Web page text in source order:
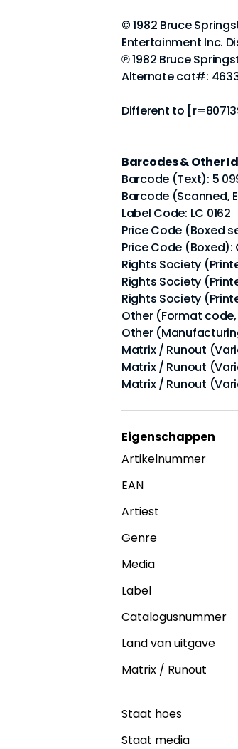
© 1982 Bruce
Entertainment Inc.
℗ 1982 Bruce
Alternate cat#:
Different to
Barcodes & Other
Barcode (Text): 5
Barcode (Scanned,
Label Code: LC 0162
Price Code (Boxed
Price Code (Boxed):
Rights Society
Rights Society
Rights Society
Other (Format
Other
Matrix / Runout
Matrix / Runout
Matrix / Runout
Eigenschappen
Artikelnummer
EAN
Artiest
Genre
Media
Label
Catalogusnummer
Land van uitgave
Matrix / Runout
Staat hoes
Staat media